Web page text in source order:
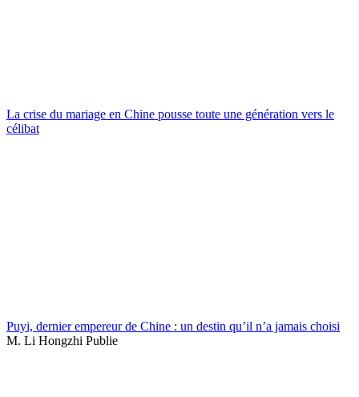
La crise du mariage en Chine pousse toute une génération vers le
célibat
Puyi, dernier empereur de Chine : un destin qu’il n’a jamais choisi
M. Li Hongzhi Publie